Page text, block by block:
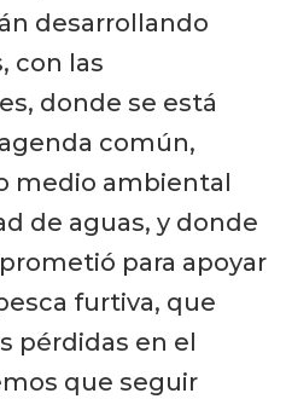
desarrollando
con las
donde se está
común,
medio ambiental
de aguas, y donde
para apoyar
furtiva, que
pérdidas en el
que seguir